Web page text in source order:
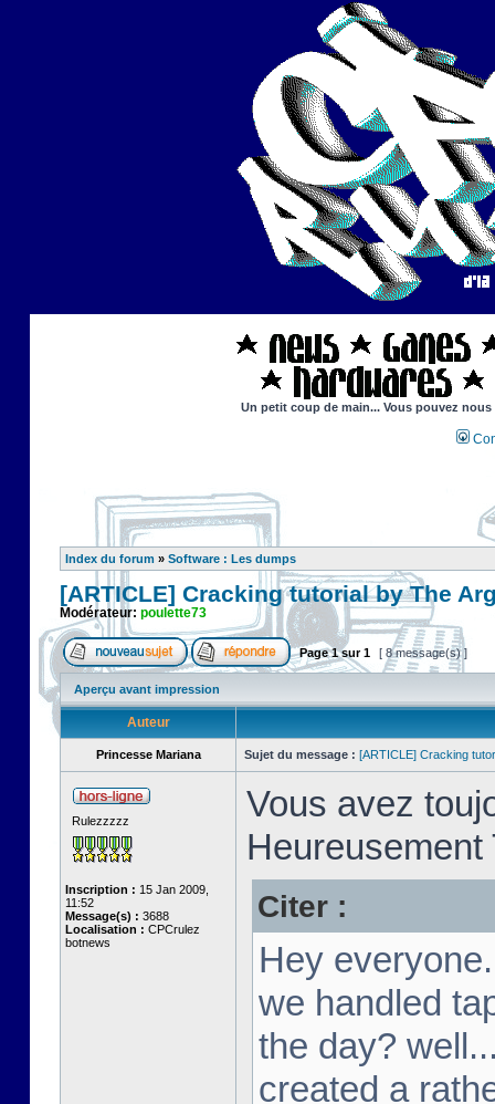
Un petit coup de main... Vous pouvez
Index du forum » Software : Les dumps
[ARTICLE] Cracking tutorial by The
Modérateur: poulette73
Page1sur1 [ 8 message(s) ]
Aperçu avant impression
Auteur
Princesse Mariana Sujet du message : [ARTICLE] Cracking
Rulezzzzz
Inscription : 15 Jan 2009,
11:52
Message(s) : 3688
Localisation : CPCrulez
botnews
Vous avez
Citer :
Hey
we handled
the day?
created a